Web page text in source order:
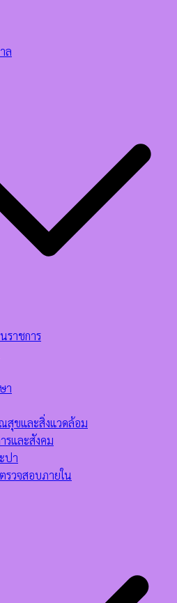
ล
ราชการ
า
สุขและสิ่งแวดล้อม
รและสังคม
ปา
รวจสอบภายใน